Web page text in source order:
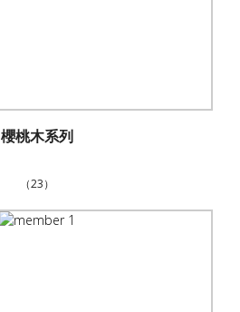
櫻桃木系列
（23）